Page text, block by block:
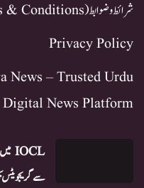
شرائط و ضوابط (Terms & Conditions)
Privacy Policy
News – Trusted Urdu
Digital News Platform
سے